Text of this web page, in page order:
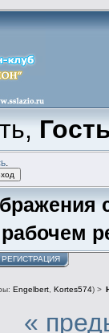
РЕГИСТРАЦИЯ
Engelbert, Kortes574) >
«